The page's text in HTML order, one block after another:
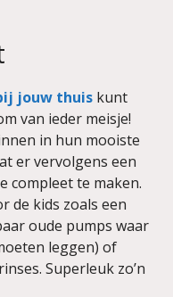
jouw thuis kunt
van ieder meisje!
in hun mooiste
er vervolgens een
compleet te maken.
de kids zoals een
oude pumps waar
leggen) of
Superleuk zo’n